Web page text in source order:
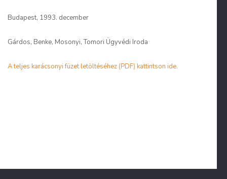
Budapest, 1993. december
Gárdos, Benke, Mosonyi, Tomori Ügyvédi Iroda
A teljes karácsonyi füzet letöltéséhez (PDF) kattintson ide.